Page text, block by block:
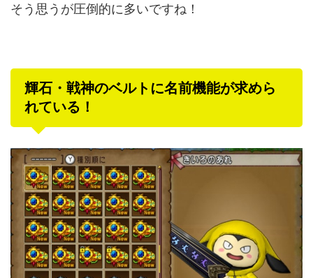
そう思うが圧倒的に多いですね！
輝石・戦神のベルトに名前機能が求めら
れている！